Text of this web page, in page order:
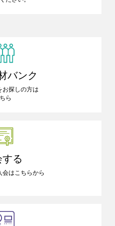
バンク
お探しの方は
ら
する
会はこちらから